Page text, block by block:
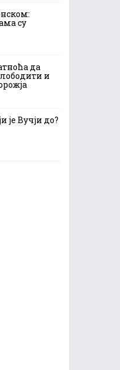
су
да
и
је Вучји до?